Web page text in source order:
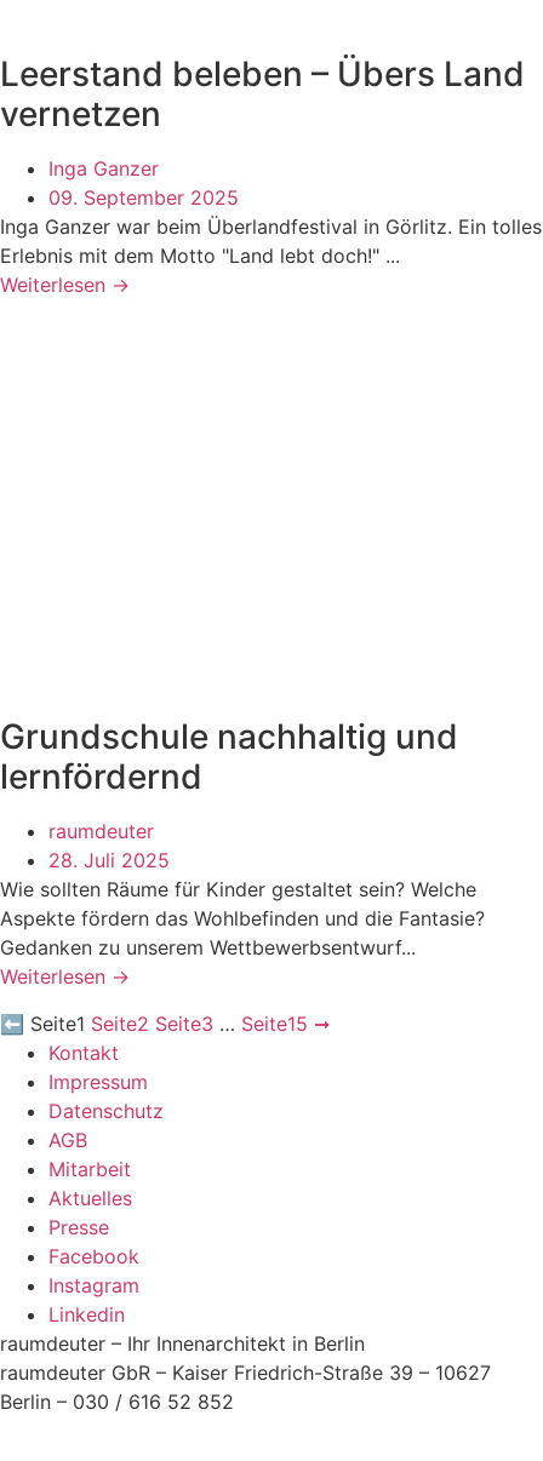
Leerstand beleben – Übers Land
vernetzen
Inga Ganzer
09. September 2025
Inga Ganzer war beim Überlandfestival in Görlitz. Ein tolles
Erlebnis mit dem Motto "Land lebt doch!" ...
Weiterlesen →
Grundschule nachhaltig und
lernfördernd
raumdeuter
28. Juli 2025
Wie sollten Räume für Kinder gestaltet sein? Welche
Aspekte fördern das Wohlbefinden und die Fantasie?
Gedanken zu unserem Wettbewerbsentwurf...
Weiterlesen →
⬅ Seite1 Seite2 Seite3 … Seite15 ➞
Kontakt
Impressum
Datenschutz
AGB
Mitarbeit
Aktuelles
Presse
Facebook
Instagram
Linkedin
raumdeuter – Ihr Innenarchitekt in Berlin
raumdeuter GbR – Kaiser Friedrich-Straße 39 – 10627
Berlin – 030 / 616 52 852